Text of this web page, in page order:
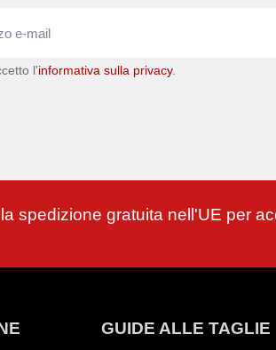
l'informativa sulla privacy.
spedizione gratuita nell'UE per
GUIDE ALLE TAGLIE